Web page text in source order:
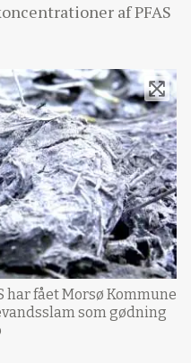
af PFAS
har fået Morsø Kommune
som gødning